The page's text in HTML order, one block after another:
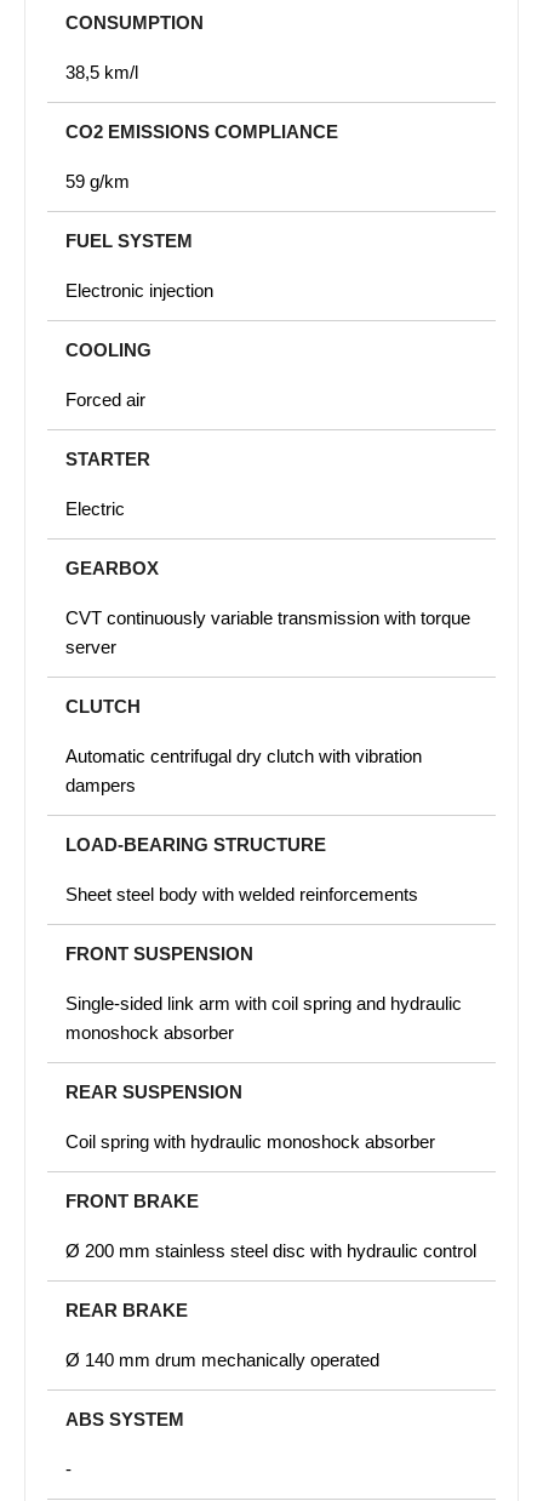
CONSUMPTION
38,5 km/l
CO2 EMISSIONS COMPLIANCE
59 g/km
FUEL SYSTEM
Electronic injection
COOLING
Forced air
STARTER
Electric
GEARBOX
CVT continuously variable transmission with torque
server
CLUTCH
Automatic centrifugal dry clutch with vibration
dampers
LOAD-BEARING STRUCTURE
Sheet steel body with welded reinforcements
FRONT SUSPENSION
Single-sided link arm with coil spring and hydraulic
monoshock absorber
REAR SUSPENSION
Coil spring with hydraulic monoshock absorber
FRONT BRAKE
Ø 200 mm stainless steel disc with hydraulic control
REAR BRAKE
Ø 140 mm drum mechanically operated
ABS SYSTEM
-